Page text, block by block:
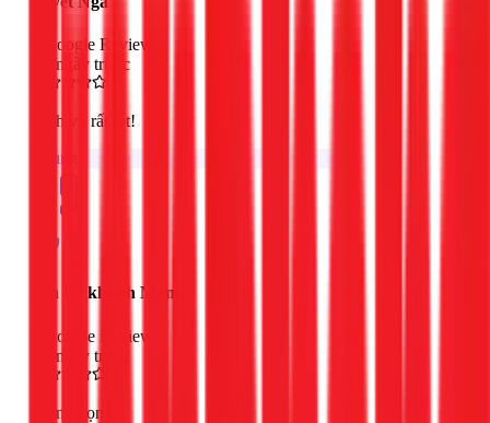
Google Review
2 ngày trước
Dịch vụ rất tốt!
Chung
Son Le khanh Manh
Google Review
3 ngày trước
nhanh gọn